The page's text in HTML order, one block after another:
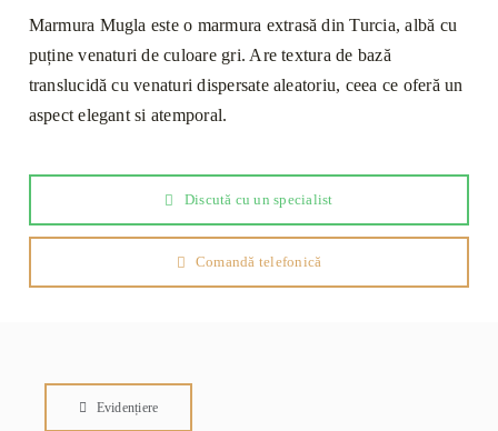
Marmura Mugla este o marmura extrasă din Turcia, albă cu
puține venaturi de culoare gri. Are textura de bază
translucidă cu venaturi dispersate aleatoriu, ceea ce oferă un
aspect elegant si atemporal.
Discută cu un specialist
Comandă telefonică
Evidențiere